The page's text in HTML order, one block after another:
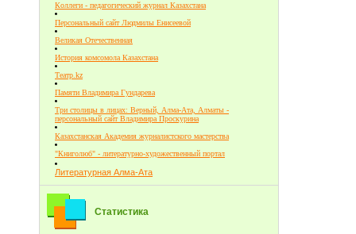
Коллеги - педагогический журнал Казахстана
Персональный сайт Людмилы Енисеевой
Великая Отечественная
История комсомола Казахстана
Театр.kz
Памяти Владимира Гундарева
Три столицы в лицах: Верный, Алма-Ата, Алматы -
персональный сайт Владимира Проскурина
Казахстанская Академия журналистского мастерства
"Книголюб" - литературно-художественный портал
Литературная Алма-Ата
Статистика